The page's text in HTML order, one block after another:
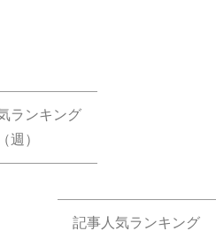
ランキング
（週）
記事人気ランキング